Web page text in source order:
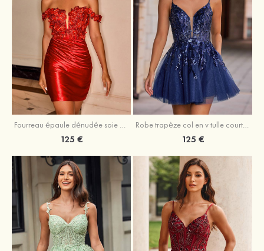
Fourreau épaule dénudée soie comme du satin courte/mini robe de fête de la rentrée
125 €
Robe trapèze col en v tulle courte/mini robe de fête de la rentrée avec poches paillettes
125 €